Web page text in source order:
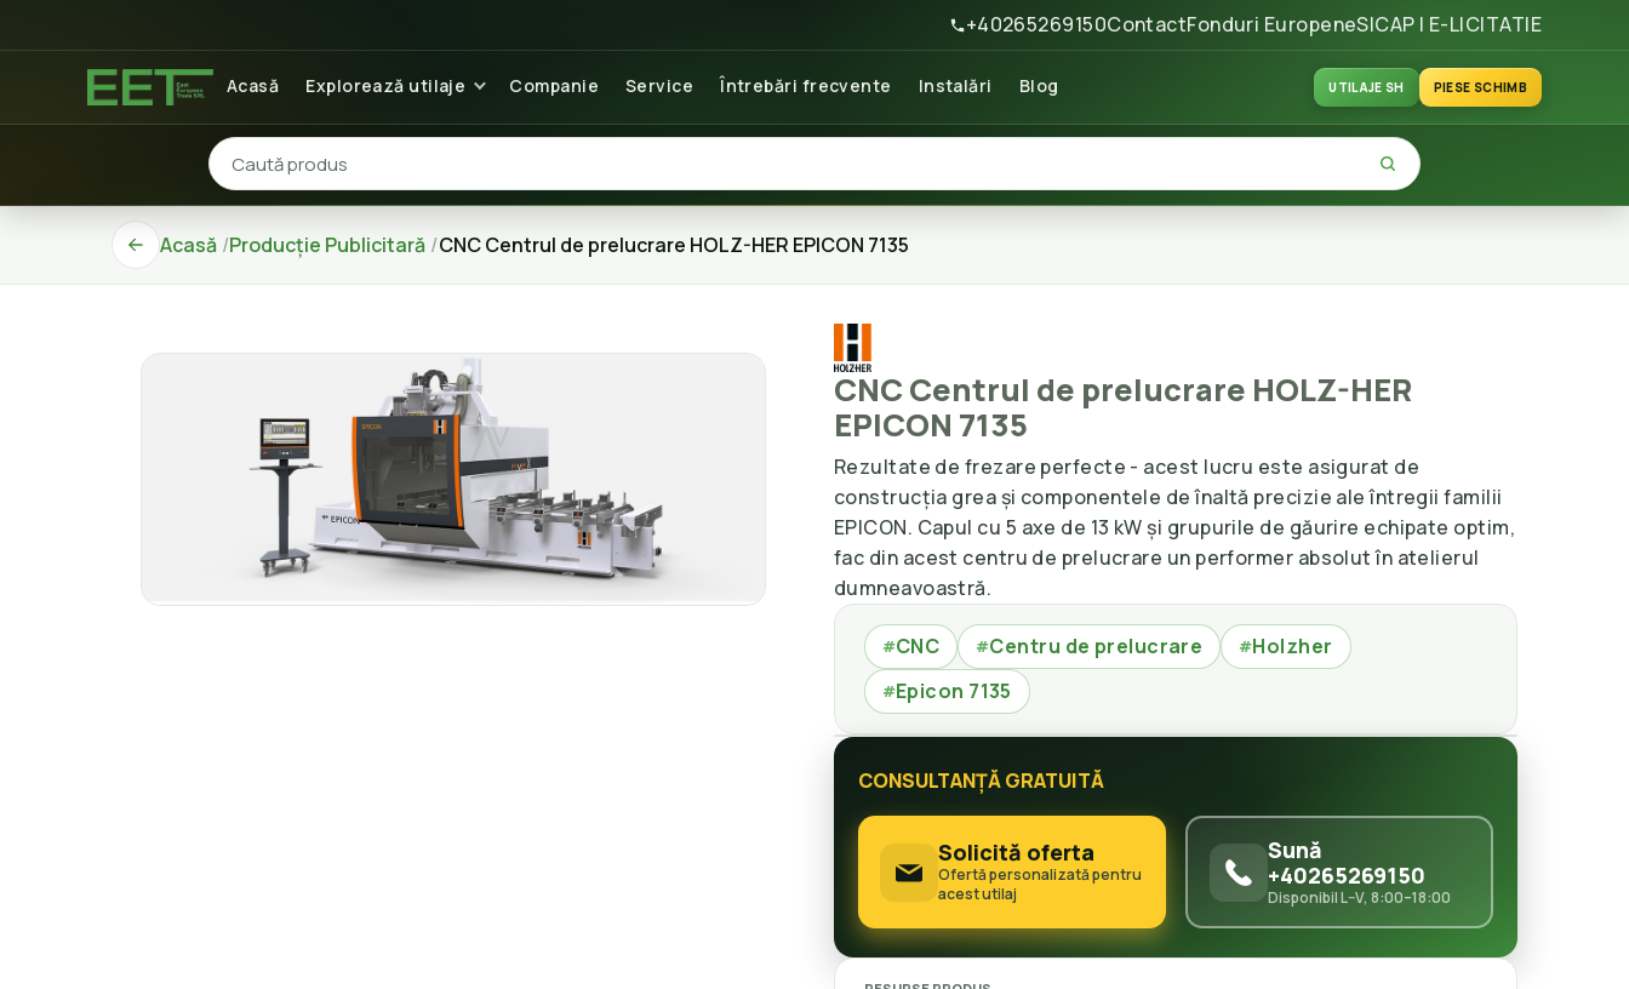
+40265269150ContactFonduri EuropeneSICAP | E-LICITATIE
Acasă Explorează utilaje Companie Service Întrebări frecvente Instalări Blog UTILAJE SH PIESE SCHIMB
Acasă Producție Publicitară CNC Centrul de prelucrare HOLZ-HER EPICON 7135
CNC Centrul de prelucrare HOLZ-HER
EPICON 7135
Rezultate de frezare perfecte - acest lucru este asigurat de
construcția grea și componentele de înaltă precizie ale întregii familii
EPICON. Capul cu 5 axe de 13 kW și grupurile de găurire echipate optim,
fac din acest centru de prelucrare un performer absolut în atelierul
dumneavoastră.
#CNC #Centru de prelucrare #Holzher
#Epicon 7135
CONSULTANȚĂ GRATUITĂ
Solicită oferta
Ofertă personalizată pentru
acest utilaj
Sună
+40265269150
Disponibil L–V, 8:00–18:00